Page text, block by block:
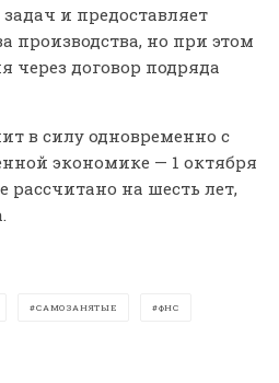
и предоставляет
производства, но при этом
через договор подряда
в силу одновременно с
экономике — 1 октября
рассчитано на шесть лет,
САМОЗАНЯТЫЕ ФНС